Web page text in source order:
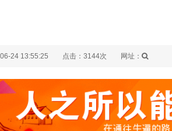
24 13:55:25 点击：3144次 网址：